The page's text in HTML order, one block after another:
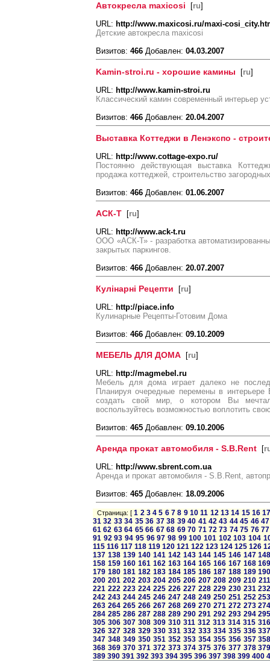
Автокресла maxicosi [ru]
URL: http://www.maxicosi.ru/maxi-
Детские автокресла maxicosi
Визитов: 466 Добавлен: 04.03.2007
Kamin-stroi.ru - хорошие камины [ru]
URL: http://www.kamin-stroi.ru
Классический камин современный интерьер
Визитов: 466 Добавлен: 20.04.2007
Выставка Коттеджи в Ленэкспо -
URL: http://www.cottage-expo.ru/
Постоянно действующая выставка
продажа коттеджей, строительство
Визитов: 466 Добавлен: 01.06.2007
АСК-Т [ru]
URL: http://www.ack-t.ru
ООО «АСК-Т» - разработка
закрытых паркингов.
Визитов: 466 Добавлен: 20.07.2007
Кулінарні Рецепти [ru]
URL: http://piace.info
Кулинарные Рецепты-Готовим Дома
Визитов: 466 Добавлен: 09.10.2009
МЕБЕЛЬ ДЛЯ ДОМА [ru]
URL: http://magmebel.ru
Мебель для дома играет далеко не
Планируя очередные перемены в
создать свой мир, о котором Вы
воспользуйтесь возможностью воплотить
Визитов: 465 Добавлен: 09.10.2006
Аренда прокат автомобиля - S.B.Rent [
URL: http://www.sbrent.com.ua
Аренда и прокат автомобиля - S.B.Rent,
Визитов: 465 Добавлен: 18.09.2006
Страница: [1 2 3 4 5 6 7 8 9 10 11 12 13 14 15 16
31 32 33 34 35 36 37 38 39 40 41 42 43 44 45 46 47
61 62 63 64 65 66 67 68 69 70 71 72 73 74 75 76 77
91 92 93 94 95 96 97 98 99 100 101 102 103 104
115 116 117 118 119 120 121 122 123 124 125 126
137 138 139 140 141 142 143 144 145 146 147
158 159 160 161 162 163 164 165 166 167 168
179 180 181 182 183 184 185 186 187 188 189
200 201 202 203 204 205 206 207 208 209 210 211
221 222 223 224 225 226 227 228 229 230 231
242 243 244 245 246 247 248 249 250 251 252
263 264 265 266 267 268 269 270 271 272 273
284 285 286 287 288 289 290 291 292 293 294
305 306 307 308 309 310 311 312 313 314 315 316
326 327 328 329 330 331 332 333 334 335 336
347 348 349 350 351 352 353 354 355 356 357
368 369 370 371 372 373 374 375 376 377 378
389 390 391 392 393 394 395 396 397 398 399 400